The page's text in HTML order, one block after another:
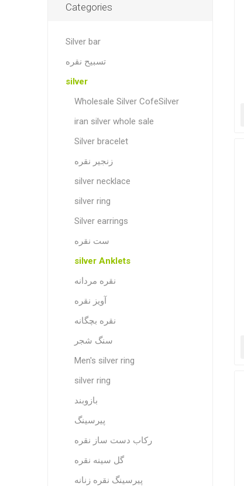
Categories
Silver bar
تسبیح نقره
silver
Wholesale Silver CofeSilver
iran silver whole sale
Silver bracelet
زنجیر نقره
silver necklace
silver ring
Silver earrings
ست نقره
silver Anklets
نقره مردانه
آویز نقره
نقره بچگانه
سنگ شجر
Men's silver ring
silver ring
بازوبند
پیرسینگ
رکاب دست ساز نقره
گل سینه نقره
پیرسینگ نقره زنانه